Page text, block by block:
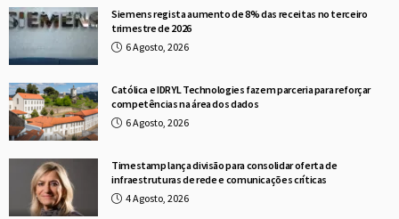
Siemens regista aumento de 8% das receitas no terceiro
trimestre de 2026
6 Agosto, 2026
Católica e IDRYL Technologies fazem parceria para reforçar
competências na área dos dados
6 Agosto, 2026
Timestamp lança divisão para consolidar oferta de
infraestruturas de rede e comunicações críticas
4 Agosto, 2026